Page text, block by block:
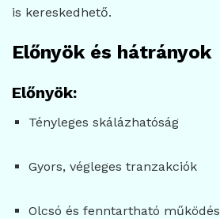
is kereskedhető.
Előnyök és hátrányok
Előnyök:
Tényleges skálázhatóság
Gyors, végleges tranzakciók
Olcsó és fenntartható működés